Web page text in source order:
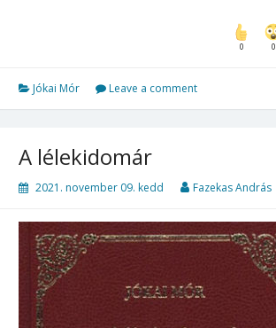
0 0
Jókai Mór Leave a comment
A lélekidomár
2021. november 09. kedd Fazekas András